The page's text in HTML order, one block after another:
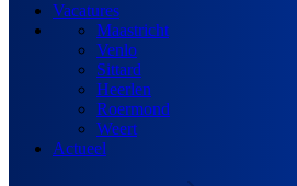
Vacatures
Maastricht
Venlo
Sittard
Heerlen
Roermond
Weert
Actueel